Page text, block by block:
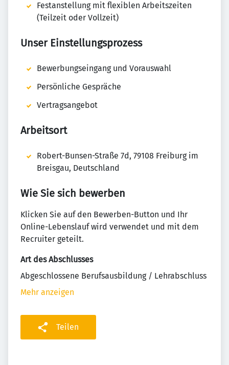
Festanstellung mit flexiblen Arbeitszeiten
(Teilzeit oder Vollzeit)
Unser Einstellungsprozess
Bewerbungseingang und Vorauswahl
Persönliche Gespräche
Vertragsangebot
Arbeitsort
Robert-Bunsen-Straße 7d, 79108 Freiburg im
Breisgau, Deutschland
Wie Sie sich bewerben
Klicken Sie auf den Bewerben-Button und Ihr
Online-Lebenslauf wird verwendet und mit dem
Recruiter geteilt.
Art des Abschlusses
Abgeschlossene Berufsausbildung / Lehrabschluss
Mehr anzeigen
Teilen